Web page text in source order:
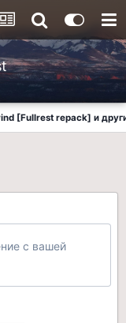
[Fullrest repack] и
с вашей